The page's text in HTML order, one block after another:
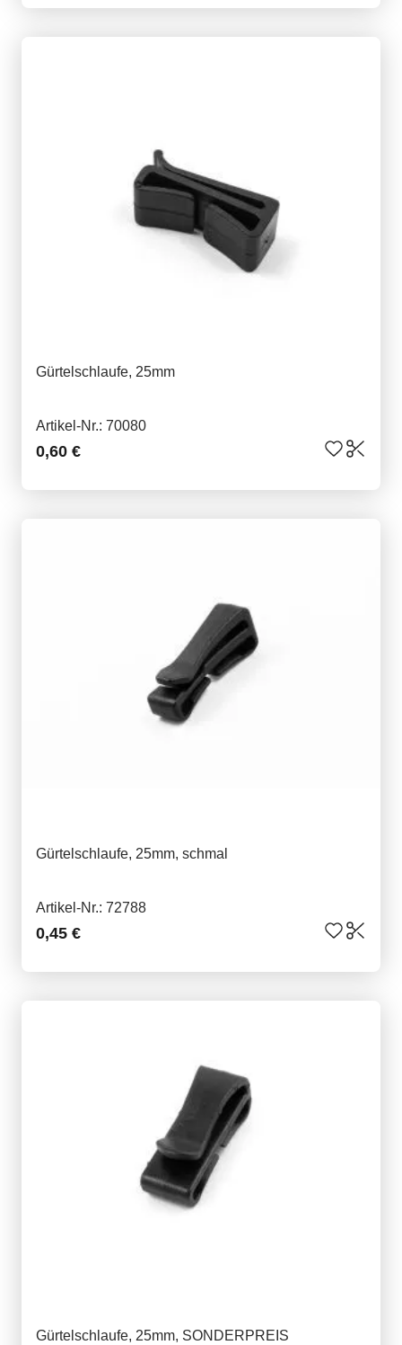
Gürtelschlaufe, 25mm
Artikel-Nr.: 70080
0,60 €
Gürtelschlaufe, 25mm, schmal
Artikel-Nr.: 72788
0,45 €
Gürtelschlaufe, 25mm, SONDERPREIS